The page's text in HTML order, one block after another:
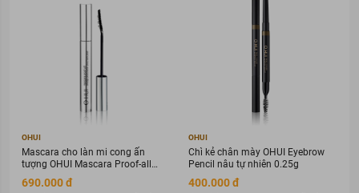
OHUI
Mascara cho làn mi cong ấn
tượng OHUI Mascara Proof-all
8ml
690.000 đ
OHUI
Chì kẻ chân mày OHUI Eyebrow
Pencil nâu tự nhiên 0.25g
400.000 đ